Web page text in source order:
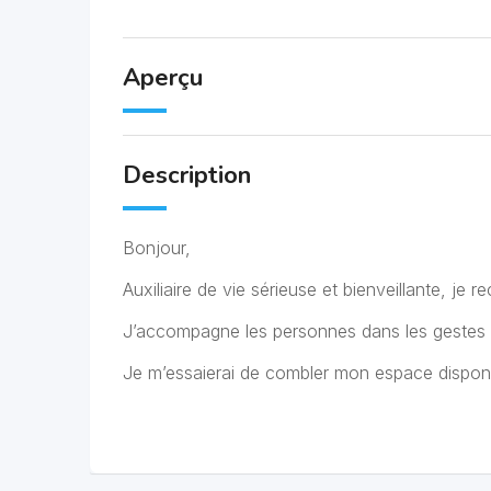
Aperçu
Description
Bonjour,
Auxiliaire de vie sérieuse et bienveillante, je
J’accompagne les personnes dans les
Je m’essaierai de combler mon espace